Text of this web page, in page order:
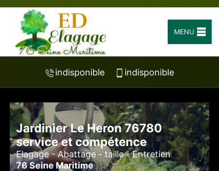
MENU
indisponible indisponible
Jardinier Le Heron 76780
service et compétence
Elagage - Abattage - taille - Entretien
76 Seine Maritime